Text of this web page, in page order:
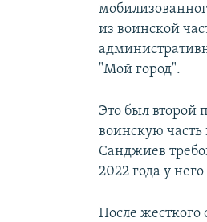
из воинской
"Мой город".
Это был второй
воинскую часть
Санджиев
2022 года у
После жесткого